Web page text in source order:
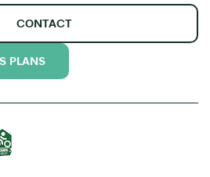
CONTACT
PLANS